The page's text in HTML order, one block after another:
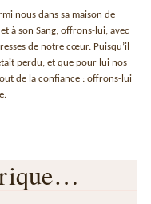
nous dans sa maison de
à son Sang, offrons-lui, avec
de notre cœur. Puisqu’il
perdu, et que pour lui nos
de la confiance : offrons-lui